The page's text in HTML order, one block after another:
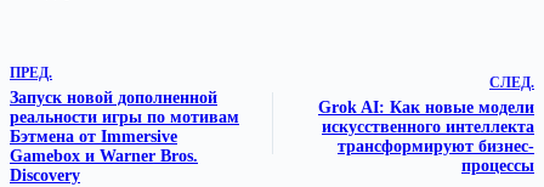
ПРЕД.
Запуск новой дополненной
реальности игры по мотивам
Бэтмена от Immersive
Gamebox и Warner Bros.
Discovery
СЛЕД.
Grok AI: Как новые модели
искусственного интеллекта
трансформируют бизнес-
процессы